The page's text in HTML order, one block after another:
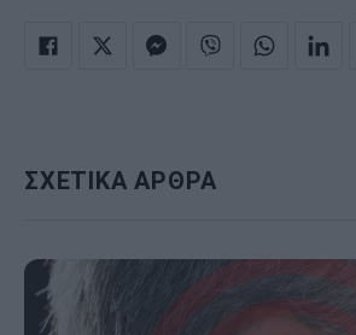
ΣΧΕΤΙΚΑ ΑΡΘΡΑ